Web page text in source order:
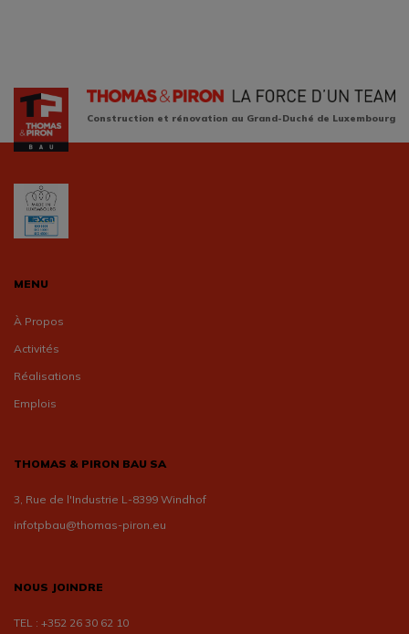
Construction et rénovation au Grand-Duché de Luxembourg
MENU
À Propos
Activités
Réalisations
Emplois
THOMAS & PIRON BAU SA
3, Rue de l'Industrie L-8399 Windhof
infotpbau@thomas-piron.eu
NOUS JOINDRE
TEL : +352 26 30 62 10